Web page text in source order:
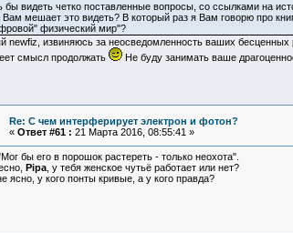
бы видеть четко поставленные вопросы, со ссылками на
Вам мешает это видеть? В который раз я Вам говорю про
физический мир"?
newfiz, извиняюсь за неосведомленность ваших
смысл продолжать
Не буду занимать ваше
Re: С чем интерферирует электрон и фотон?
« Ответ #61 : 21 Марта 2016, 08:55:41 »
бы его в порошок растереть - только неохота".
Pipa, у тебя женское чутьё работает или нет?
ясно, у кого понты кривые, а у кого правда?